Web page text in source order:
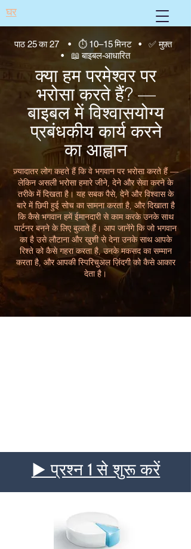
घर
पाठ 25 का 27 • ⏱ 10–15 मिनट • ✅ मुफ़्त
• 📖 बाइबल-आधारित
क्या हम परमेश्वर पर
भरोसा करते हैं? —
बाइबल में विश्वासयोग्य
प्रबंधकीय कार्य करने
का आह्वान
ज़्यादातर लोग कहते हैं कि वे भगवान पर भरोसा करते हैं —
लेकिन असली भरोसा हमारे जीने, देने और सेवा करने के
तरीके में दिखता है। यह सबक पैसे, देने और विश्वास के
बारे में छिपी हुई सोच का सामना करता है, और दिखाता है
कि कैसे भगवान हमें ईमानदारी से काम करके उनके साथ
पार्टनर बनने के लिए बुलाते हैं। आप जानेंगे कि जो भगवान
का है उसे लौटाना और खुशी से देना उनके साथ आपके
रिश्ते को कैसे गहरा करता है, उनके मकसद का सम्मान
करता है, और आपकी स्पिरिचुअल ज़िंदगी को कैसे आकार
देता है।
▶ प्रश्न 1 से शुरू करें